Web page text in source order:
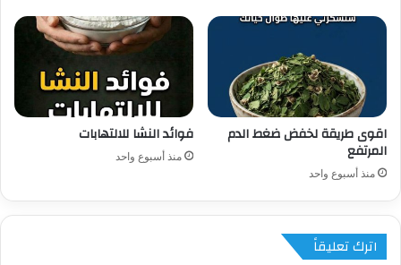
اقوى طريقة لخفض ضغط الدم
المرتفع
منذ أسبوع واحد
فوائد النشا للالتهابات
منذ أسبوع واحد
اترك تعليقاً